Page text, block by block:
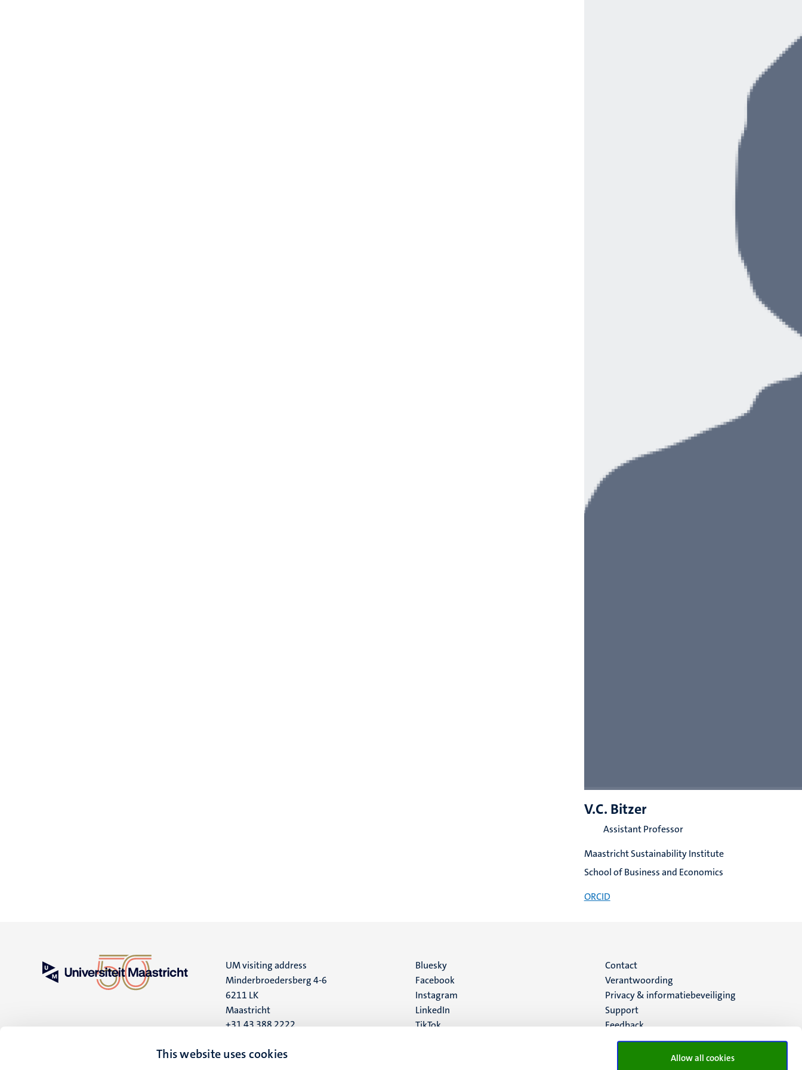
This website uses cookies Allow all cookies
V.C. Bitzer
Assistant Professor
Maastricht Sustainability Institute
School of Business and Economics
ORCID
UM visiting address
Minderbroedersberg 4-6
6211 LK
Maastricht
+31 43 388 2222
UM postal address
Social
media
Bluesky
Facebook
Instagram
LinkedIn
TikTok
Menu
footer
(NL)
Contact
Verantwoording
Privacy & informatiebeveiliging
Support
Feedback